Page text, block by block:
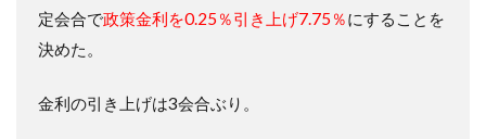
定会合で政策金利を0.25％引き上げ7.75％にすることを
決めた。
金利の引き上げは3会合ぶり。